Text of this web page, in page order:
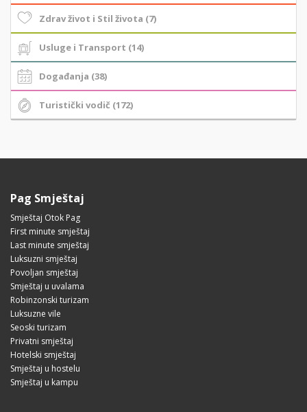
Zdrav život i Stil života (7)
Usluge i Transport (14)
Događanja (38)
Turistički vodič (172)
Pag Smještaj
Smještaj Otok Pag
First minute smještaj
Last minute smještaj
Luksuzni smještaj
Povoljan smještaj
Smještaj u uvalama
Robinzonski turizam
Luksuzne vile
Seoski turizam
Privatni smještaj
Hotelski smještaj
Smještaj u hostelu
Smještaj u kampu